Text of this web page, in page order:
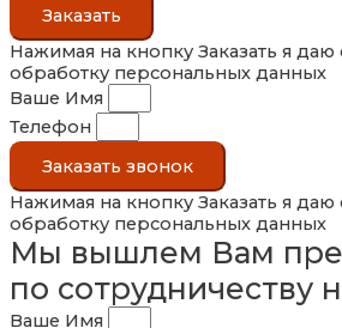
Заказать
Нажимая на кнопку Заказать я даю
обработку персональных данных
Ваше Имя
Телефон
Заказать звонок
Нажимая на кнопку Заказать я даю
обработку персональных данных
Мы вышлем Вам
по сотрудничеству
Ваше Имя